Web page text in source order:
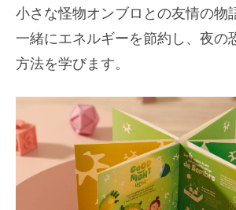
小さな怪物オンブロとの友情の物
一緒にエネルギーを節約し、夜の
方法を学びます。